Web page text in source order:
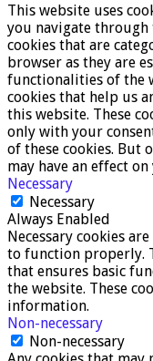
This website uses
you navigate through
cookies that are
browser as they are
functionalities of the
cookies that help us
this website. These
only with your
of these cookies. But
may have an effect
Necessary
Necessary
Always Enabled
Necessary cookies
to function properly.
that ensures basic
the website. These
information.
Non-necessary
Non-necessary